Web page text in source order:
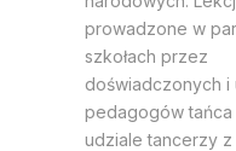
prowadzone w
szkołach przez
doświadczonych i
pedagogów
udziale tancerzy z